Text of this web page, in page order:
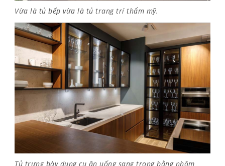
Vừa là tủ bếp vừa là tủ trang trí thẩm mỹ.
Tủ trưng bày dụng cụ ăn uống sang trọng bằng nhôm